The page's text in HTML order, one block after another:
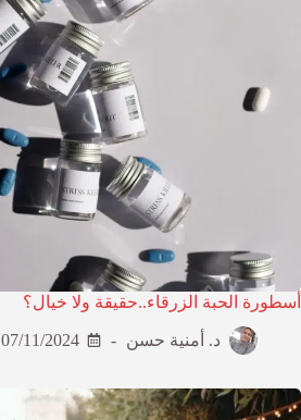
أسطورة الحبة الزرقاء..حقيقة ولا خيال؟
د. أمنية حسن 07/11/2024